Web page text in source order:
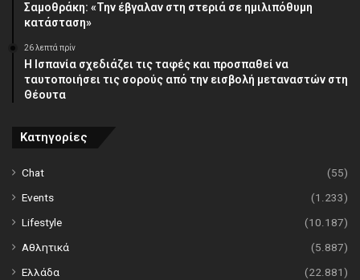
Σαμοθράκη: «Την έβγαλαν στη στεριά σε ημιλιπόθυμη
κατάσταση»
26 λεπτά πρίν
Η Ισπανία σχεδιάζει τις ταφές και προσπαθεί να
ταυτοποιήσει τις σορούς από την εισβολή μεταναστών στη
Θέουτα
Κατηγορίες
Chat
(55)
Events
(1.233)
Lifestyle
(10.187)
Αθλητικά
(5.887)
Ελλάδα
(22.881)